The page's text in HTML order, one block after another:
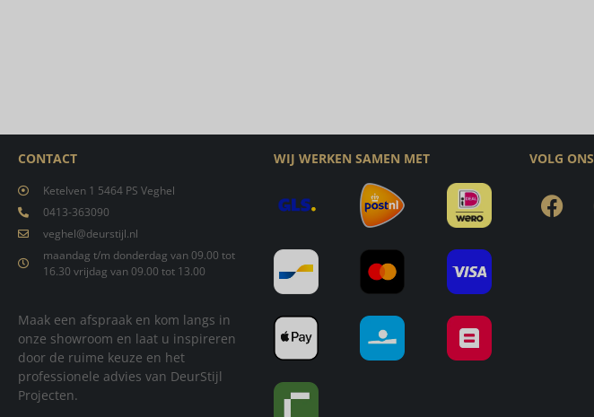
CONTACT
Ketelven 1 5464 PS Veghel
0413-363090
veghel@deurstijl.nl
maandag t/m donderdag van 09.00 tot
16.30 vrijdag van 09.00 tot 13.00
Maak een afspraak en kom langs in
onze showroom en laat u inspireren
door de ruime keuze en het
professionele advies van DeurStijl
Projecten.
WIJ WERKEN SAMEN MET VOLG ONS